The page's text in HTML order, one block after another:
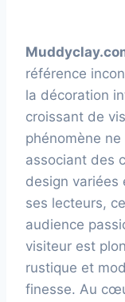
référence
la décoration
croissant de
phénomène
associant des
design variées
ses lecteurs,
audience
visiteur est
rustique et
finesse. Au